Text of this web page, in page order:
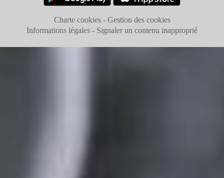
Charte cookies
Gestion des cookies
Informations légales
Signaler un contenu inapproprié